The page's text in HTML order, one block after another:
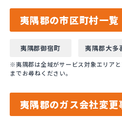
夷隅郡の市区町村一覧
夷隅郡御宿町 夷隅郡大多
※夷隅郡は全域がサービス対象エリア
までお尋ねください。
夷隅郡のガス会社変更